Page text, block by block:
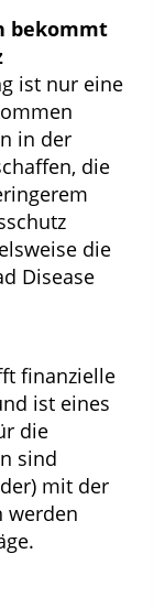
bekommt
ist nur eine
in der
die
die
Disease
finanzielle
ist eines
die
sind
mit der
werden